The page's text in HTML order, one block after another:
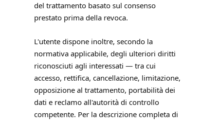
del trattamento basato sul consenso
prestato prima della revoca.
L'utente dispone inoltre, secondo la
normativa applicabile, degli ulteriori diritti
riconosciuti agli interessati — tra cui
accesso, rettifica, cancellazione, limitazione,
opposizione al trattamento, portabilità dei
dati e reclamo all'autorità di controllo
competente. Per la descrizione completa di